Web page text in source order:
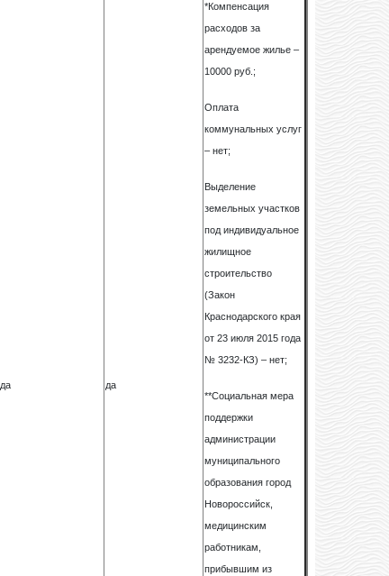
да да
*Компенсация
расходов за
арендуемое жилье –
10000 руб.;
Оплата
коммунальных услуг
– нет;
Выделение
земельных участков
под индивидуальное
жилищное
строительство
(Закон
Краснодарского края
от 23 июля 2015 года
№ 3232-КЗ) – нет;
**Социальная мера
поддержки
администрации
муниципального
образования город
Новороссийск,
медицинским
работникам,
прибывшим из